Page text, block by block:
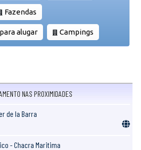
Fazendas
alugar Campings
NAS PROXIMIDADES
de la Barra
- Chacra Maritima